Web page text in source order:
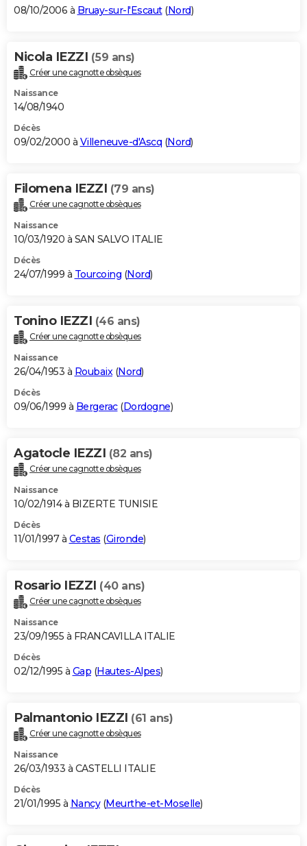
08/10/2006 à Bruay-sur-l'Escaut(Nord)
Nicola IEZZI (59 ans)
Créer une cagnotte obsèques
Naissance
14/08/1940
Décès
09/02/2000 à Villeneuve-d'Ascq (Nord)
Filomena IEZZI (79 ans)
Créer une cagnotte obsèques
Naissance
10/03/1920 à SAN SALVO ITALIE
Décès
24/07/1999 à Tourcoing (Nord)
Tonino IEZZI (46 ans)
Créer une cagnotte obsèques
Naissance
26/04/1953 à Roubaix(Nord)
Décès
09/06/1999 à Bergerac(Dordogne)
Agatocle IEZZI (82 ans)
Créer une cagnotte obsèques
Naissance
10/02/1914 à BIZERTE TUNISIE
Décès
11/01/1997 à Cestas (Gironde)
Rosario IEZZI (40 ans)
Créer une cagnotte obsèques
Naissance
23/09/1955 à FRANCAVILLA ITALIE
Décès
02/12/1995 à Gap (Hautes-Alpes)
Palmantonio IEZZI (61 ans)
Créer une cagnotte obsèques
Naissance
26/03/1933 à CASTELLI ITALIE
Décès
21/01/1995 à Nancy(Meurthe-et-Moselle)